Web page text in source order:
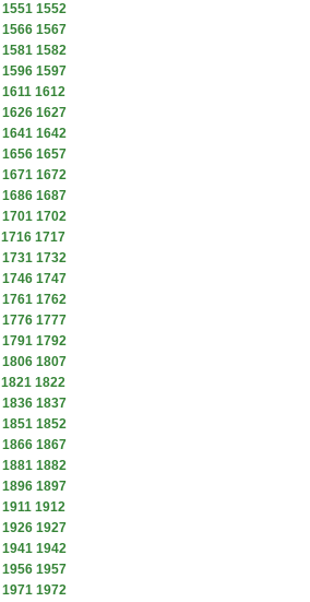
1551 1552
1566 1567
1581 1582
1596 1597
1611 1612
1626 1627
1641 1642
1656 1657
1671 1672
1686 1687
1701 1702
1716 1717
1731 1732
1746 1747
1761 1762
1776 1777
1791 1792
1806 1807
1821 1822
1836 1837
1851 1852
1866 1867
1881 1882
1896 1897
1911 1912
1926 1927
1941 1942
1956 1957
1971 1972